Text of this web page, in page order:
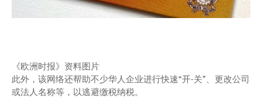
《欧洲时报》资料图片
此外，该网络还帮助不少华人企业进行快速“开-关”、更改公司
或法人名称等，以逃避缴税纳税。